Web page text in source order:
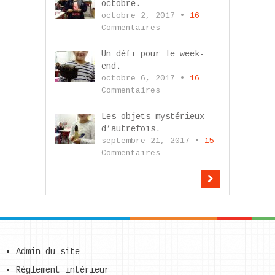
octobre.
octobre 2, 2017 • 16
Commentaires
Un défi pour le week-
end.
octobre 6, 2017 • 16
Commentaires
Les objets mystérieux
d’autrefois.
septembre 21, 2017 • 15
Commentaires
Admin du site
Règlement intérieur